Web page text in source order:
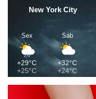
New York City
Sex
+29°C
+25°C
Sáb
+32°C
+24°C